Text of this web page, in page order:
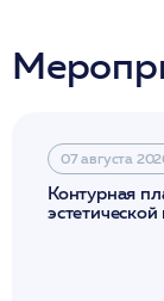
07 августа
Контурная